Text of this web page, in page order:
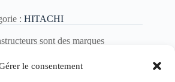
le consentement
: HITACHI
sont des marques
pour identification des